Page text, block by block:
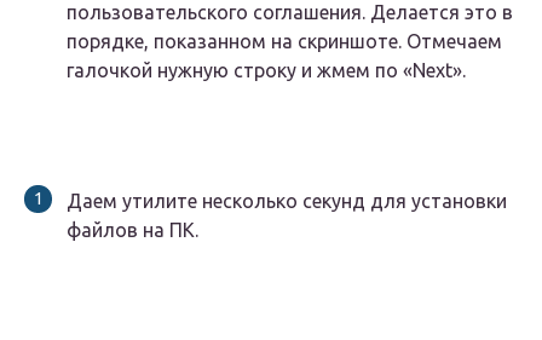
пользовательского соглашения. Делается это в
порядке, показанном на скриншоте. Отмечаем
галочкой нужную строку и жмем по «Next».
Даем утилите несколько секунд для установки
файлов на ПК.